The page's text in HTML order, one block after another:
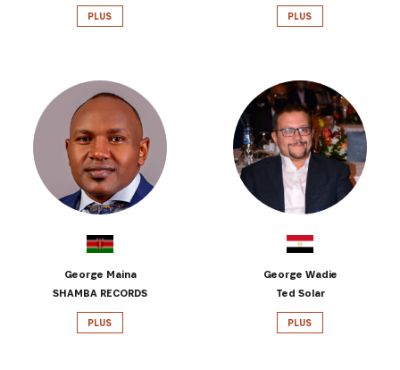
PLUS PLUS
George Maina
SHAMBA RECORDS
PLUS
George Wadie
Ted Solar
PLUS